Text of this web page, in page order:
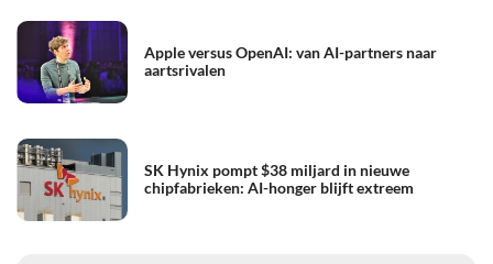
Apple versus OpenAI: van AI-partners naar
aartsrivalen
SK Hynix pompt $38 miljard in nieuwe
chipfabrieken: AI-honger blijft extreem